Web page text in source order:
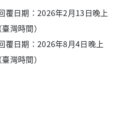
覆日期：2026年2月13日晚上
灣時間）
覆日期：2026年8月4日晚上
灣時間）